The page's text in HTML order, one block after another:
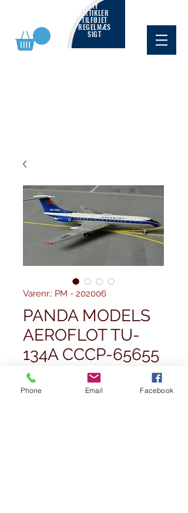
NY
ARTIKLER
TILFØJET
REGELMÆS
SIGT
Varenr.: PM - 202006
PANDA MODELS
AEROFLOT TU-
134A CCCP-65655
1/400
59,99 £Pris
Phone Email Facebook